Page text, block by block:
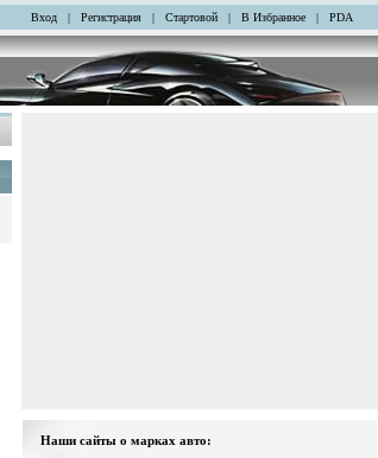
Вход | Регистрация | Стартовой | В Избранное | PDA
Наши сайты о марках авто: